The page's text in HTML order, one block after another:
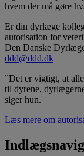
hvem der må gøre
Er din dyrlæge
autorisation for
Den Danske
ddd@ddd.dk
”Det er vigtigt, at
til dyrene,
siger hun.
Læs mere om